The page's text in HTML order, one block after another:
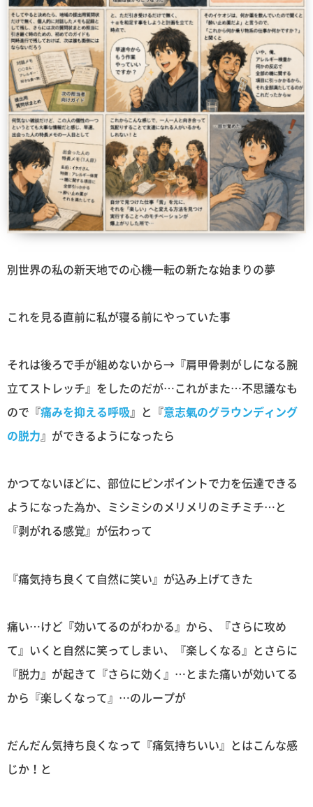
別世界の私の新天地での心機一転の新たな始まりの夢
これを見る直前に私が寝る前にやっていた事
それは後ろで手が組めないから→『肩甲骨剥がしになる腕
立てストレッチ』をしたのだが…これがまた…不思議なも
ので『痛みを抑える呼吸』と『意志氣のグラウンディング
の脱力』ができるようになったら
かつてないほどに、部位にピンポイントで力を伝達できる
ようになった為か、ミシミシのメリメリのミチミチ…と
『剥がれる感覚』が伝わって
『痛気持ち良くて自然に笑い』が込み上げてきた
痛い…けど『効いてるのがわかる』から、『さらに攻め
て』いくと自然に笑ってしまい、『楽しくなる』とさらに
『脱力』が起きて『さらに効く』…とまた痛いが効いてる
から『楽しくなって』…のループが
だんだん気持ち良くなって『痛気持ちいい』とはこんな感
じか！と